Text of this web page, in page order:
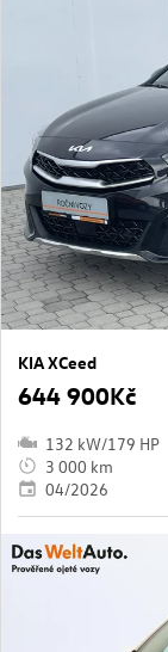
KIA XCeed
644 900Kč
132 kW/179 HP
3 000 km
04/2026